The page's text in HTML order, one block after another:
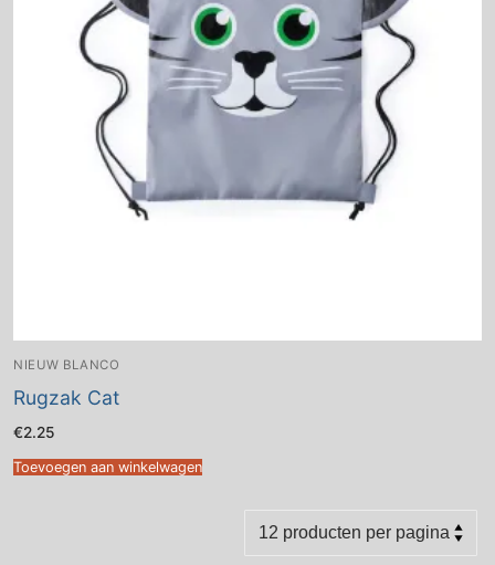
NIEUW BLANCO
Rugzak Cat
€2.25
Toevoegen aan winkelwagen